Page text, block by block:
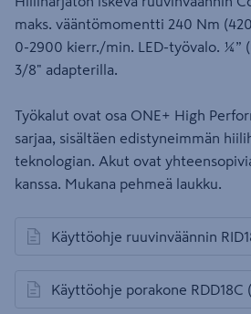
maks. vääntömomentti 240 Nm
0-2900 kierr./min. LED-työvalo. ¼”
3/8" adapterilla.
Työkalut ovat osa ONE+ High
sarjaa, sisältäen edistyneimmän
teknologian. Akut ovat
kanssa. Mukana pehmeä laukku.
Käyttöohje ruuvinväännin
avautuu uuteen välilehteen
Käyttöohje porakone RDD18C
avautuu uuteen välilehteen